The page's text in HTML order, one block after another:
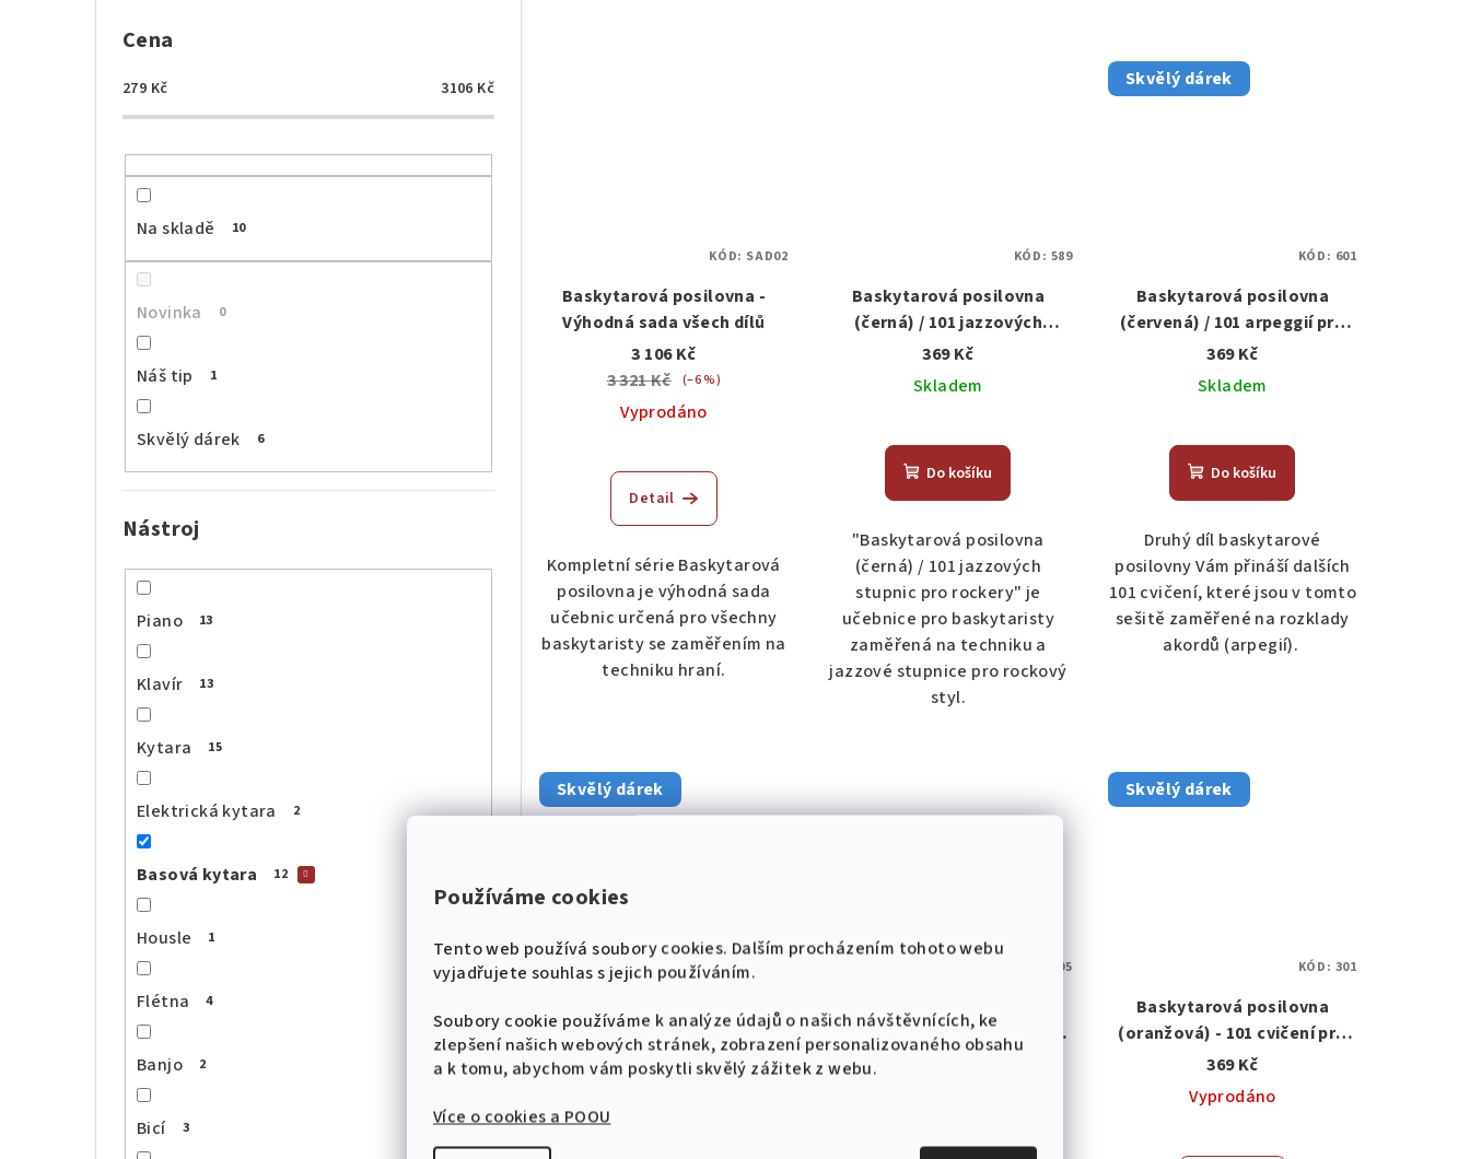
Používáme cookies
Tento web používá soubory cookies. Dalším procházením tohoto webu
vyjadřujete souhlas s jejich používáním.
Soubory cookie používáme k analýze údajů o našich návštěvnících, ke
zlepšení našich webových stránek, zobrazení personalizovaného obsahu
a k tomu, abychom vám poskytli skvělý zážitek z webu.
Více o cookies a POOU
Cena
279 Kč 3106 Kč
Na skladě 10
Novinka 0
Náš tip 1
Skvělý dárek 6
Nástroj
Piano 13
Klavír 13
Kytara 15
Elektrická kytara 2
Basová kytara 12
Housle 1
Flétna 4
Banjo 2
Bicí 3
Baskytarová posilovna -
Výhodná sada všech dílů
3 106 Kč
3 321 Kč (–6 %)
Vyprodáno
Detail
Kompletní série Baskytarová
posilovna je výhodná sada
učebnic určená pro všechny
baskytaristy se zaměřením na
techniku hraní.
KÓD: SAD02
Baskytarová posilovna
(černá) / 101 jazzových
stupnic pro rockery
369 Kč
Skladem
Do košíku
"Baskytarová posilovna
(černá) / 101 jazzových
stupnic pro rockery" je
učebnice pro baskytaristy
zaměřená na techniku a
jazzové stupnice pro rockový
styl.
KÓD: 589
Skvělý dárek
Baskytarová posilovna
(červená) / 101 arpeggií pro
melodičtější basové linky
369 Kč
Skladem
Do košíku
Druhý díl baskytarové
posilovny Vám přináší dalších
101 cvičení, které jsou v tomto
sešitě zaměřené na rozklady
akordů (arpegií).
KÓD: 601
Skvělý dárek
Baskytarová posilovna
(fialová) - 101 stupnic pro
ovládnutí hmatníku
369 Kč
KÓD:
Baskytarová posilovna
(modrá) / 101 cvičení pro
zlepšení techniky, flexibility
595
Skvělý dárek
Baskytarová posilovna
(oranžová) - 101 cvičení pro
začátečníky
369 Kč
Vyprodáno
KÓD: 301
stejnou notu! 🎸
Nové zpěvníky, noty a akce přímo do tvého
10 % sleva na první objednávku!